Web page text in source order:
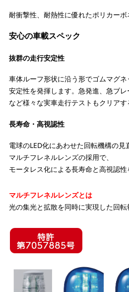
耐衝撃性、耐熱性に優れたポリカー
安心の車載スペック
抜群の走行安定性
車体ルーフ形状に沿う形でゴムマグ
安定性を発揮します。急発進、急ブ
など様々な実車走行テストもクリアす
長寿命・高視認性
電球のLED化にあわせた回転機構の
マルチフレネルレンズの採用で、
モータレス化による長寿命と高視認性
マルチフレネルレンズとは
光の集光と拡散を同時に実現した回転